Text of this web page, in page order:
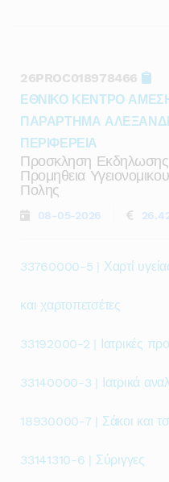
26PROC018978466
ΕΘΝΙΚΟ ΚΕΝΤΡΟ
ΠΑΡΑΡΤΗΜΑ
ΠΕΡΙΦΕΡΕΙΑ
Προσκληση Εκδηλωσης
Προμηθεια
Πολης
08-05-2026
33760000-5 | Χαρτί
και χαρτοπετσέτες
33192000-2 | Ιατρικές
33140000-3 | Ιατρικά
18930000-7 | Σάκοι και
33141310-6 | Σύριγγες